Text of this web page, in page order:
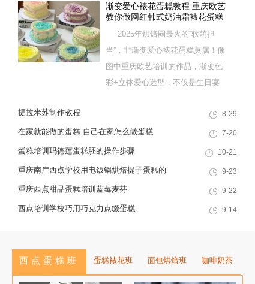
渐变爱心裱花蛋糕教程 重庆欧艺
教你做网红韩式奶油霜裱花蛋糕
2025年烘焙圈最火的“软萌担
当”，非渐变爱心裱花蛋糕莫属！像
图中重庆欧艺培训的作品，渐变色
彩+立体爱心造型，不仅是生日宴
单品。这款蛋糕看似复杂，实则掌
握“意式奶油霜+渐变裱花”核心技
巧，在家也能复刻。今天重庆欧艺
提拉米苏制作教程 8-29
在家就能做的蛋糕-自己在家怎么做蛋糕 7-20
蛋糕培训玛德莲蛋糕胚的操作步骤 10-21
重庆南岸西点学校用电饭锅烘焙提子蛋糕的
食材
9-23
重庆西点甜品蛋糕培训蓝莓麦芬 9-22
西点培训学校巧用巧克力点缀蛋糕 9-14
西点蛋糕班 蛋糕裱花班 面包烘焙班 咖啡奶茶